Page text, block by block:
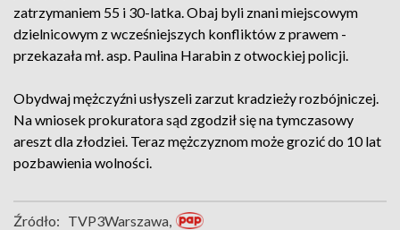
zatrzymaniem 55 i 30-latka. Obaj byli znani miejscowym
dzielnicowym z wcześniejszych konfliktów z prawem -
przekazała mł. asp. Paulina Harabin z otwockiej policji.
Obydwaj mężczyźni usłyszeli zarzut kradzieży rozbójniczej.
Na wniosek prokuratora sąd zgodził się na tymczasowy
areszt dla złodziei. Teraz mężczyznom może grozić do 10 lat
pozbawienia wolności.
Źródło: TVP3Warszawa,